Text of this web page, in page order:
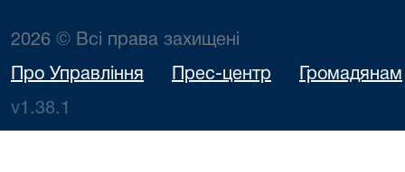
2026 © Всі права захищені
Про Управління Прес-центр Громадянам
v1.38.1